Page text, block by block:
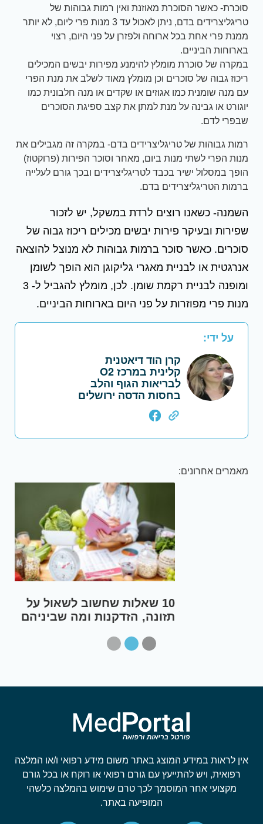
סוכרת- כאשר הסוכרת מאוזנת ואין רמות גבוהות של
טריגליצרידים בדם, ניתן לאכול עד 3 מנות פרי ליום, לא יותר
ממנת פרי אחת בכל ארוחה ולפזרן על פני היום, רצוי
בארוחות הביניים.
במקרה של סוכרת מומלץ להימנע מפירות יבשים המכילים
ריכוז גבוה של סוכרים וכן מומלץ מאוד לשלב את מנת הפרי
עם מנה שומנית כמו אגוזים או שקדים או מנה חלבונית כמו
יוגורט או גבינה על מנת למתן את קצב ספיגת הסוכרים
שבפרי לדם.
רמות גבוהות של טריגליצרידים בדם- במקרה זה מגבילים את
מנות הפרי לשתי מנות ביום, מאחר וסוכר הפירות (פרוקטוז)
הופך במסלול ישיר בכבד לטריגליצרידים ובכך גורם לעלייה
ברמות הטריגליצרידים בדם.
השמנה- כשאנו רוצים לרדת במשקל, יש לזכור
שפירות ובעיקר פירות יבשים מכילים ריכוז גבוה של
סוכרים. כאשר סוכר ברמות גבוהות לא מנוצל להוצאה
אנרגטית או לבניית מאגרי גליקוגן הוא הופך לשומן
ומופנה לבניית רקמת שומן. לכן, מומלץ להגביל ל- 3
מנות פרי מפוזרות על פני היום בארוחות הביניים.
על ידי:
קרן הוד דיאטנית
קלינית במרכז O2
לבריאות הגוף והלב
בחסות הדסה ירושלים
מאמרים אחרונים:
אצת סופר על: 10 היתרונות
הבריאותיים של אצת הפלא
אין לראות במידע המוצג באתר משום מידע רפואי ו/או המלצה
רפואית, ויש להתייעץ עם גורם רפואי או רוקח או בכל גורם
מקצועי אחר המוסמך לכך טרם שימוש בהמלצה כלשהי
המופיעה באתר.